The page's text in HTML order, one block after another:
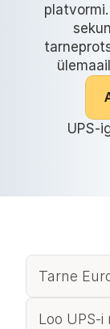
UPS-
Tarne
Loo UPS-